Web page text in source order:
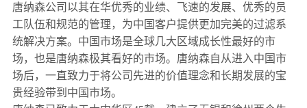
唐纳森公司以其在华优秀的业绩、飞速的发展、优秀的员
工队伍和规范的管理，为中国客户提供更加完美的过滤系
统解决方案。中国市场是全球几大区域成长性最好的市
场，也是唐纳森极其看好的市场。唐纳森自从进入中国市
场后，一直致力于将公司先进的价值理念和长期发展的宝
贵经验带到中国市场。